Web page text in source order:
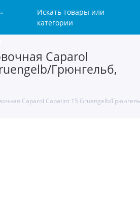
Искать товары или
категории
Caparol
Грюнгельб,
Caparol Capatint 15 Gruengelb/